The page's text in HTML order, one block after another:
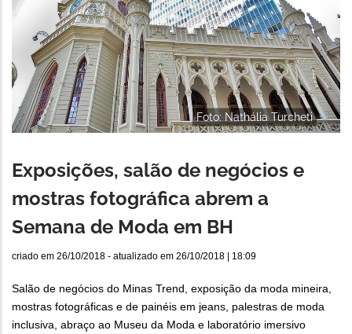
Foto: Nathália Turcheti
Exposições, salão de negócios e
mostras fotográfica abrem a
Semana de Moda em BH
criado em 26/10/2018 - atualizado em 26/10/2018 | 18:09
Salão de negócios do Minas Trend, exposição da moda mineira,
mostras fotográficas e de painéis em jeans, palestras de moda
inclusiva, abraço ao Museu da Moda e laboratório imersivo